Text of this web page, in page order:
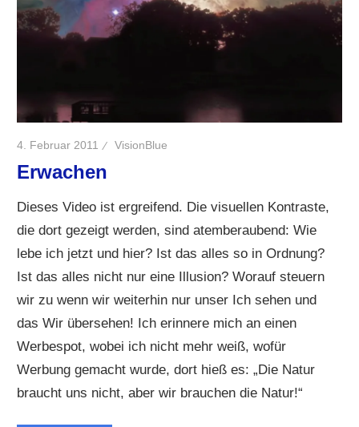
4. Februar 2011 VisionBlue
Erwachen
Dieses Video ist ergreifend. Die visuellen Kontraste,
die dort gezeigt werden, sind atemberaubend: Wie
lebe ich jetzt und hier? Ist das alles so in Ordnung?
Ist das alles nicht nur eine Illusion? Worauf steuern
wir zu wenn wir weiterhin nur unser Ich sehen und
das Wir übersehen! Ich erinnere mich an einen
Werbespot, wobei ich nicht mehr weiß, wofür
Werbung gemacht wurde, dort hieß es: „Die Natur
braucht uns nicht, aber wir brauchen die Natur!“